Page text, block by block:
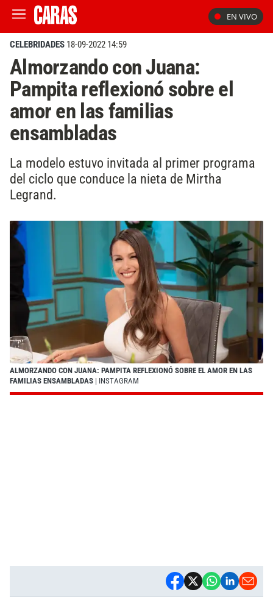
EN VIVO
CELEBRIDADES 18-09-2022 14:59
Almorzando con Juana:
Pampita reflexionó sobre el
amor en las familias
ensambladas
La modelo estuvo invitada al primer programa
del ciclo que conduce la nieta de Mirtha
Legrand.
ALMORZANDO CON JUANA: PAMPITA REFLEXIONÓ SOBRE EL AMOR EN LAS
FAMILIAS ENSAMBLADAS | INSTAGRAM